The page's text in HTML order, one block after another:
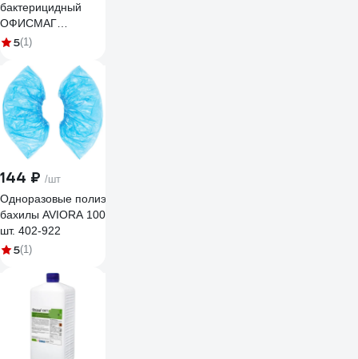
бактерицидный
ОФИСМАГ
ВЕРОФАРМ,
тканевая основа,
200 шт. 881180
5(1)
144 ₽ /шт
Одноразовые полиэтиленовые
бахилы AVIORA 100
шт. 402-922
5(1)